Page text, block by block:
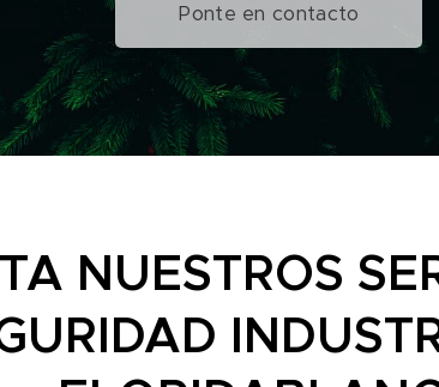
Ponte en contacto
NUESTROS